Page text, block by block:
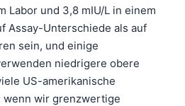
Labor und 3,8 mIU/L in einem
Assay-Unterschiede als auf
sein, und einige
niedrigere obere
US-amerikanische
wenn wir grenzwertige